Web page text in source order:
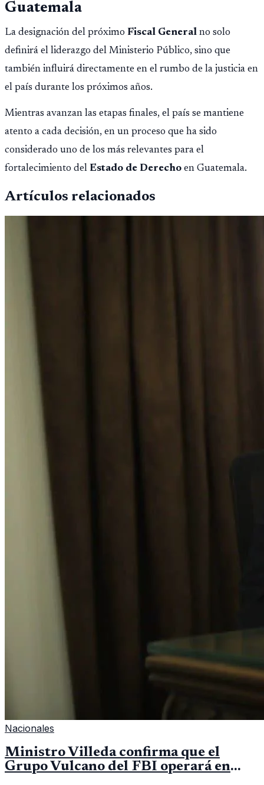
Guatemala
La designación del próximo Fiscal General no solo
definirá el liderazgo del Ministerio Público, sino que
también influirá directamente en el rumbo de la justicia en
el país durante los próximos años.
Mientras avanzan las etapas finales, el país se mantiene
atento a cada decisión, en un proceso que ha sido
considerado uno de los más relevantes para el
fortalecimiento del Estado de Derecho en Guatemala.
Artículos relacionados
Nacionales
Ministro Villeda confirma que el
Grupo Vulcano del FBI operará en